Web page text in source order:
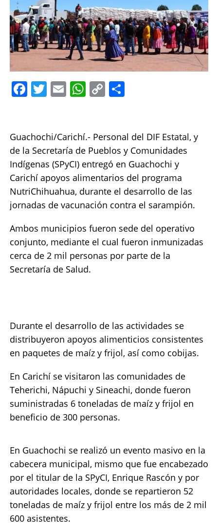
F
e
b
o
o
k
T
te
r
E
l
W
s
A
p
p
C
y
Li
n
k
re
Guachochi/Carichí.- Personal del DIF Estatal, y
de la Secretaría de Pueblos y Comunidades
Indígenas (SPyCI) entregó en Guachochi y
Carichí apoyos alimentarios del programa
NutriChihuahua, durante el desarrollo de las
jornadas de vacunación contra el sarampión.
Ambos municipios fueron sede del operativo
conjunto, mediante el cual fueron inmunizadas
cerca de 2 mil personas por parte de la
Secretaría de Salud.
Durante el desarrollo de las actividades se
distribuyeron apoyos alimenticios consistentes
en paquetes de maíz y frijol, así como cobijas.
En Carichí se visitaron las comunidades de
Teherichi, Nápuchi y Sineachi, donde fueron
suministradas 6 toneladas de maíz y frijol en
beneficio de 300 personas.
En Guachochi se realizó un evento masivo en la
cabecera municipal, mismo que fue encabezado
por el titular de la SPyCI, Enrique Rascón y por
autoridades locales, donde se repartieron 52
toneladas de maíz y frijol entre los más de 2 mil
600 asistentes.